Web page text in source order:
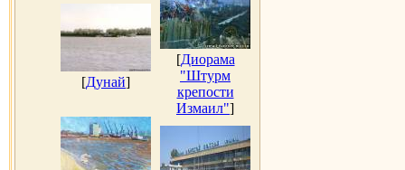
[Дунай]
[Диорама
"Штурм
крепости
Измаил"]